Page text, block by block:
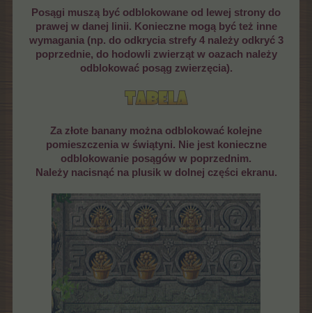
Posągi muszą być odblokowane od lewej strony do
prawej w danej linii. Konieczne mogą być też inne
wymagania (np. do odkrycia strefy 4 należy odkryć 3
poprzednie, do hodowli zwierząt w oazach należy
odblokować posąg zwierzęcia).
Za złote banany można odblokować kolejne
pomieszczenia w świątyni. Nie jest konieczne
odblokowanie posągów w poprzednim.
Należy nacisnąć na plusik w dolnej części ekranu.